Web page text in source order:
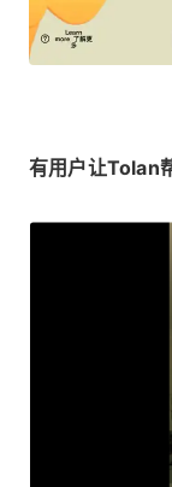
有用户让Tolan